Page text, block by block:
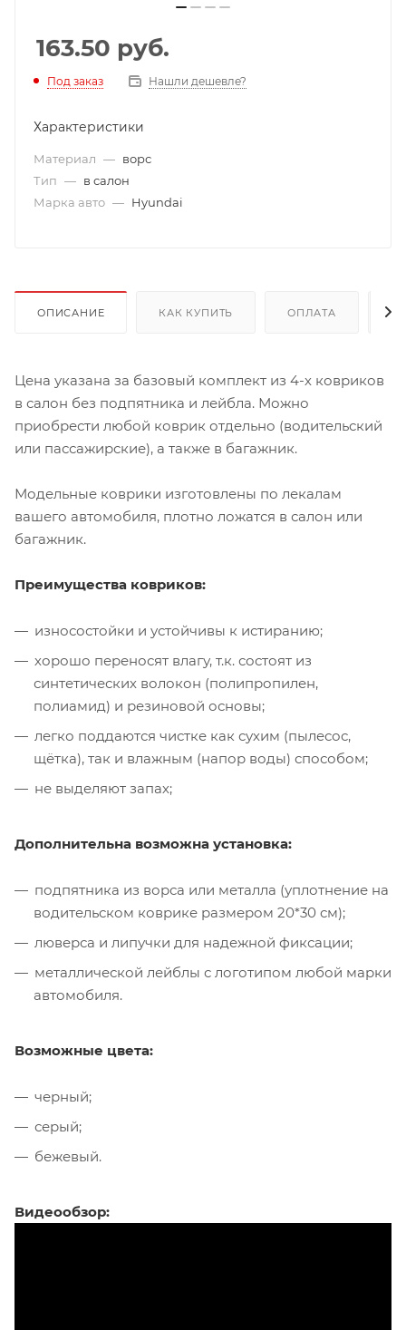
163.50 руб.
Под заказ Нашли дешевле?
Характеристики
Материал — ворс
Тип — в салон
Марка авто — Hyundai
ОПИСАНИЕ КАК КУПИТЬ ОПЛАТА
Цена указана за базовый комплект из 4-х ковриков
в салон без подпятника и лейбла. Можно
приобрести любой коврик отдельно (водительский
или пассажирские), а также в багажник.
Модельные коврики изготовлены по лекалам
вашего автомобиля, плотно ложатся в салон или
багажник.
Преимущества ковриков:
износостойки и устойчивы к истиранию;
хорошо переносят влагу, т.к. состоят из
синтетических волокон (полипропилен,
полиамид) и резиновой основы;
легко поддаются чистке как сухим (пылесос,
щётка), так и влажным (напор воды) способом;
не выделяют запах;
Дополнительна возможна установка:
подпятника из ворса или металла (уплотнение на
водительском коврике размером 20*30 см);
люверса и липучки для надежной фиксации;
металлической лейблы с логотипом любой марки
автомобиля.
Возможные цвета:
черный;
серый;
бежевый.
Видеообзор: